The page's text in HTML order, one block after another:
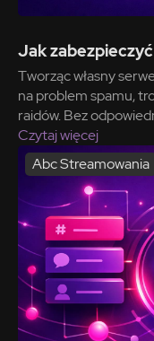
Jak
Tworząc własny
na problem spamu,
raidów. Bez
Czytaj więcej
Abc Streamowania